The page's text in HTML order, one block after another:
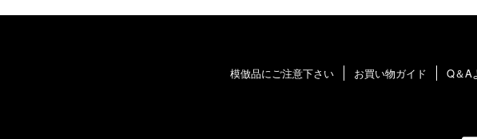
模倣品にご注意下さい お買い物ガイド Q＆A